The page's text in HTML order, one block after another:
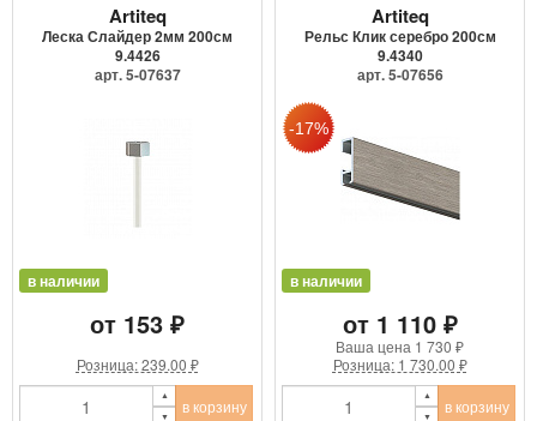
Artiteq
Леска Слайдер 2мм 200см
9.4426
арт. 5-07637
в наличии
от 153 ₽
Розница: 239.00 ₽
в корзину
Artiteq
Рельс Клик серебро 200см
9.4340
арт. 5-07656
в наличии
от 1 110 ₽
Ваша цена 1 730 ₽
Розница: 1 730.00 ₽
в корзину